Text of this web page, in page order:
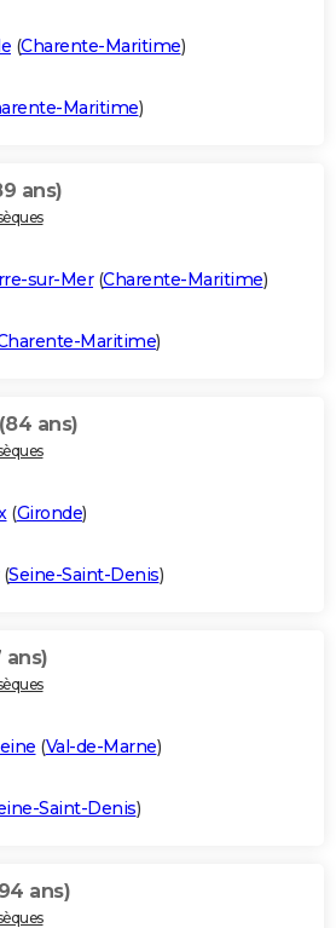
(Charente-Maritime)
Maritime)
ans)
sur-Mer(Charente-Maritime)
Maritime)
(84 ans)
(Gironde)
(Seine-Saint-Denis)
ans)
(Val-de-Marne)
Saint-Denis)
ans)